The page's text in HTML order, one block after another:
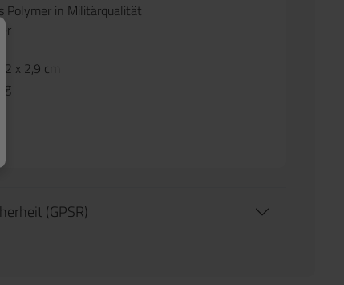
Polymer in Militärqualität
x 2,9 cm
g
(GPSR)